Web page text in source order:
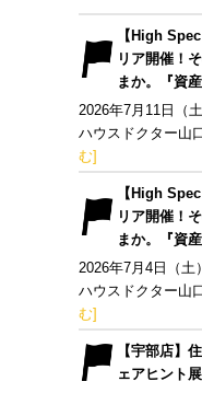
【High
リア開催！
まか。『資
2026年7月11日（
ハウスドクター
む]
【High
リア開催！
まか。『資
2026年7月4日（
ハウスドクター
む]
【宇部店】
ェアヒント